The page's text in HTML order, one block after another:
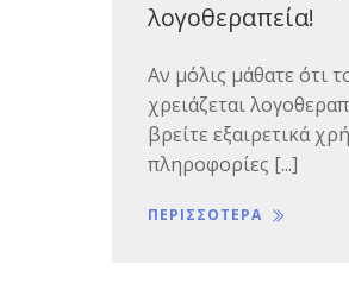
λογοθεραπεία!
Αν μόλις μάθατε ότι
χρειάζεται
βρείτε εξαιρετικά
πληροφορίες [...]
ΠΕΡΙΣΣΟΤΕΡΑ